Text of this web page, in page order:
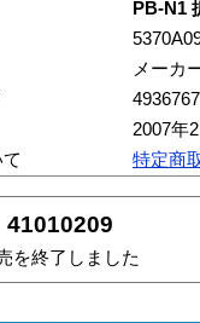
PB-N1
メーカ
2007年
特定商
41010209
を終了しました